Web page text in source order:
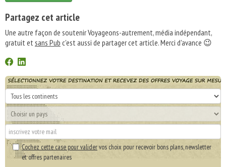
Partagez cet article
Une autre façon de soutenir Voyageons-autrement, média indépendant,
gratuit etsans Pub c'est aussi de partager cet article. Merci d'avance 😉
Cochez cette case pour validervos choix pour recevoir bons plans, newsletter
et offres partenaires